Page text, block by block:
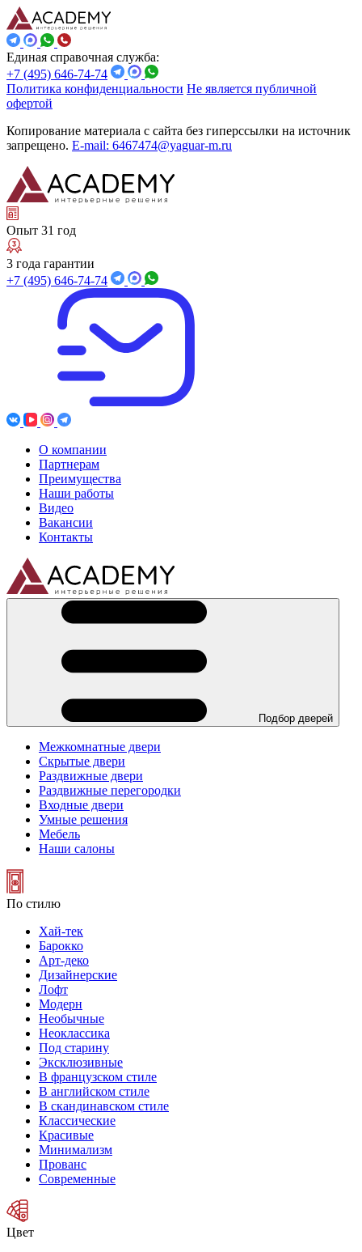
Единая справочная служба:
+7 (495) 646-74-74
Политика конфиденциальности Не является публичной
офертой
Копирование материала с сайта без гиперссылки на источник
запрещено. E-mail: 6467474@yaguar-m.ru
Опыт 31 год
3 года гарантии
+7 (495) 646-74-74
О компании
Партнерам
Преимущества
Наши работы
Видео
Вакансии
Контакты
Подбор дверей
Межкомнатные двери
Скрытые двери
Раздвижные двери
Раздвижные перегородки
Входные двери
Умные решения
Мебель
Наши салоны
По стилю
Хай-тек
Барокко
Арт-деко
Дизайнерские
Лофт
Модерн
Необычные
Неоклассика
Под старину
Эксклюзивные
В французском стиле
В английском стиле
В скандинавском стиле
Классические
Красивые
Минимализм
Прованс
Современные
Цвет